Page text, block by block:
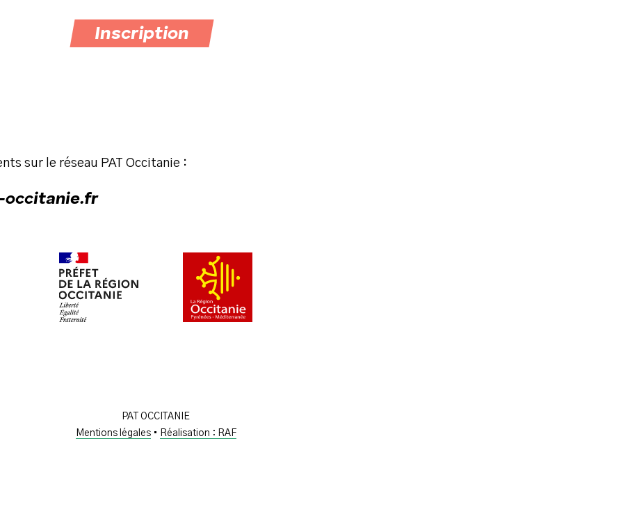
Inscription
sur le réseau PAT Occitanie :
occitanie.fr
PAT OCCITANIE
Mentions légales• Réalisation : RAF